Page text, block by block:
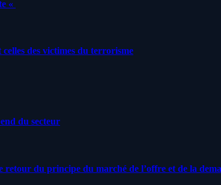
«
des victimes du terrorisme
du secteur
retour du principe du marché de l’offre et de la